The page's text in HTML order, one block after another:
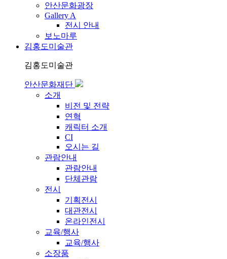
안산문화광장
Gallery A
전시 안내
보노마루
김홍도미술관
김홍도미술관
안산문화재단
소개
비전 및 전략
연혁
캐릭터 소개
CI
오시는 길
관람안내
관람안내
단체관람
전시
기획전시
대관전시
온라인전시
교육/행사
교육/행사
소장품